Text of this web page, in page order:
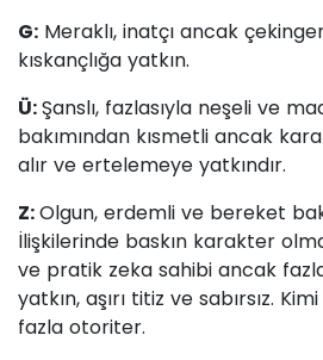
G: Meraklı, inatçı ancak
kıskançlığa yatkın.
Ü:Şanslı, fazlasıyla neşeli ve
bakımından kısmetli ancak
alır ve ertelemeye yatkındır.
Z:Olgun, erdemli ve bereket
İlişkilerinde baskın karakter
ve pratik zeka sahibi ancak
yatkın, aşırı titiz ve sabırsız.
fazla otoriter.